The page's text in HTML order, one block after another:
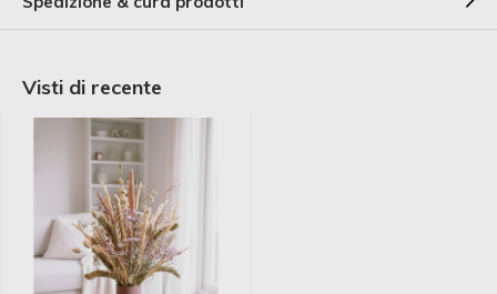
Visti di recente